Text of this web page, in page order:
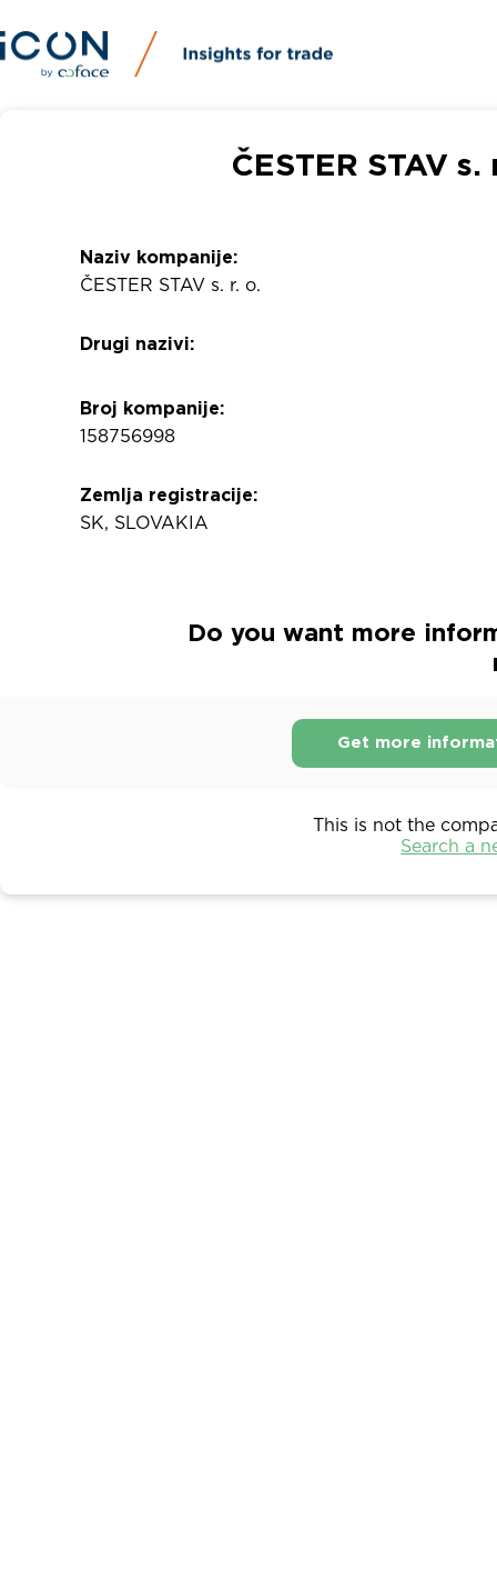
ČESTER STAV
Naziv kompanije:
ČESTER STAV s. r. o.
Drugi nazivi:
Broj kompanije:
158756998
Zemlja registracije:
SK, SLOVAKIA
Do you want more
Get more
This is not the
Search a